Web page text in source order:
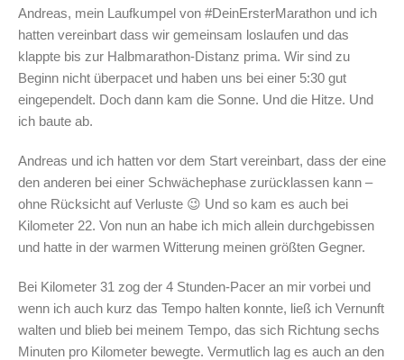
Andreas, mein Laufkumpel von #DeinErsterMarathon und ich
hatten vereinbart dass wir gemeinsam loslaufen und das
klappte bis zur Halbmarathon-Distanz prima. Wir sind zu
Beginn nicht überpacet und haben uns bei einer 5:30 gut
eingependelt. Doch dann kam die Sonne. Und die Hitze. Und
ich baute ab.
Andreas und ich hatten vor dem Start vereinbart, dass der eine
den anderen bei einer Schwächephase zurücklassen kann –
ohne Rücksicht auf Verluste 😉 Und so kam es auch bei
Kilometer 22. Von nun an habe ich mich allein durchgebissen
und hatte in der warmen Witterung meinen größten Gegner.
Bei Kilometer 31 zog der 4 Stunden-Pacer an mir vorbei und
wenn ich auch kurz das Tempo halten konnte, ließ ich Vernunft
walten und blieb bei meinem Tempo, das sich Richtung sechs
Minuten pro Kilometer bewegte. Vermutlich lag es auch an den